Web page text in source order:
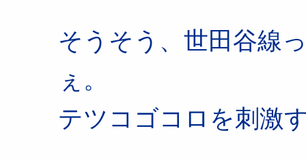
そうそう、世田谷線
ぇ。
テツコゴコロを刺激